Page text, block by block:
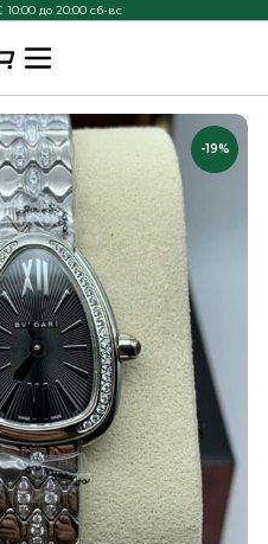
до 20:00 сб-вс
-19%